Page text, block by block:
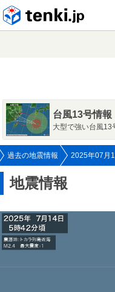
台風13号情報
大型で強い台風13
過去の地震情報 2025年07月
地震情報